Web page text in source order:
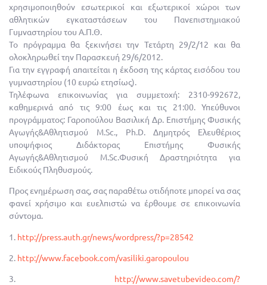
χρησιμοποιηθούν εσωτερικοί και εξωτερικοί χώροι των
αθλητικών εγκαταστάσεων του Πανεπιστημιακού
Γυμναστηρίου του Α.Π.Θ.
Το πρόγραμμα θα ξεκινήσει την Τετάρτη 29/2/12 και θα
ολοκληρωθεί την Παρασκευή 29/6/2012.
Για την εγγραφή απαιτείται η έκδοση της κάρτας εισόδου του
γυμναστηρίου (10 ευρώ ετησίως).
Τηλέφωνα επικοινωνίας για συμμετοχή: 2310-992672,
καθημερινά από τις 9:00 έως και τις 21:00. Υπεύθυνοι
προγράμματος: Γαροπούλου Βασιλική Δρ. Επιστήμης Φυσικής
Αγωγής&Αθλητισμού M.Sc., Ph.D. Δημητρός Ελευθέριος
υποψήφιος Διδάκτορας Επιστήμης Φυσικής
Αγωγής&Αθλητισμού M.Sc.Φυσική Δραστηριότητα για
Ειδικούς Πληθυσμούς.
Προς ενημέρωση σας, σας παραθέτω οτιδήποτε μπορεί να σας
φανεί χρήσιμο και ευελπιστώ να έρθουμε σε επικοινωνία
σύντομα.
1. http://press.auth.gr/news/wordpress/?p=28542
2. http://www.facebook.com/vasiliki.garopoulou
3. http://www.savetubevideo.com/?